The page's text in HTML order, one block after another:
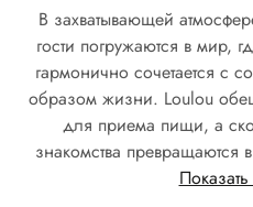
В захватывающей
гости погружаются в мир,
гармонично сочетается с
образом жизни. Loulou
для приема пищи, а
знакомства